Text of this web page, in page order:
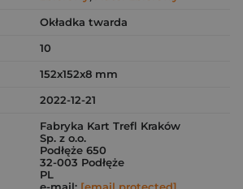
Okładka twarda
10
152x152x8 mm
2022-12-21
Fabryka Kart Trefl Kraków
Sp. z o.o.
Podłęże 650
32-003 Podłęże
PL
e-mail: [email protected]